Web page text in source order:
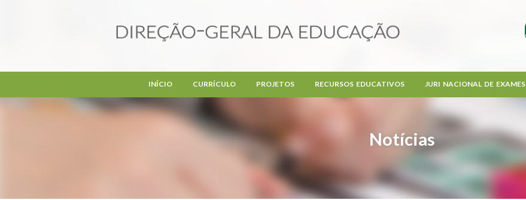
Notícias
INÍCIO CURRÍCULO PROJETOS RECURSOS EDUCATIVOS JURI NACIONAL DE EXAMES